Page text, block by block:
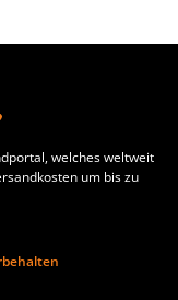
welches weltweit
um bis zu